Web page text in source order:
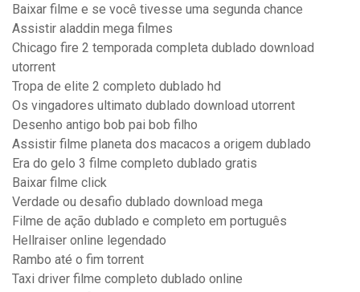
Baixar filme e se você tivesse uma segunda chance
Assistir aladdin mega filmes
Chicago fire 2 temporada completa dublado download
utorrent
Tropa de elite 2 completo dublado hd
Os vingadores ultimato dublado download utorrent
Desenho antigo bob pai bob filho
Assistir filme planeta dos macacos a origem dublado
Era do gelo 3 filme completo dublado gratis
Baixar filme click
Verdade ou desafio dublado download mega
Filme de ação dublado e completo em português
Hellraiser online legendado
Rambo até o fim torrent
Taxi driver filme completo dublado online